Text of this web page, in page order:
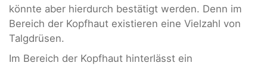
könnte aber hierdurch bestätigt werden. Denn im
Bereich der Kopfhaut existieren eine Vielzahl von
Talgdrüsen.
Im Bereich der Kopfhaut hinterlässt ein